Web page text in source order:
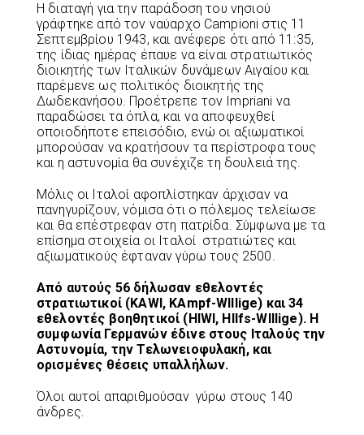
Η διαταγή για την παράδοση του νησιού
γράφτηκε από τον ναύαρχο Campioni στις 11
Σεπτεμβρίου 1943, και ανέφερε ότι από 11:35,
της ίδιας ημέρας έπαυε να είναι στρατιωτικός
διοικητής των Ιταλικών δυνάμεων Αιγαίου και
παρέμενε ως πολιτικός διοικητής της
Δωδεκανήσου. Προέτρεπε τον Impriani να
παραδώσει τα όπλα, και να αποφευχθεί
οποιοδήποτε επεισόδιο, ενώ οι αξιωματικοί
μπορούσαν να κρατήσουν τα περίστροφα τους
και η αστυνομία θα συνέχιζε τη δουλειά της.
Μόλις οι Ιταλοί αφοπλίστηκαν άρχισαν να
πανηγυρίζουν, νόμισα ότι ο πόλεμος τελείωσε
και θα επέστρεφαν στη πατρίδα. Σύμφωνα με τα
επίσημα στοιχεία οι Ιταλοί στρατιώτες και
αξιωματικούς έφταναν γύρω τους 2500.
Από αυτούς 56 δήλωσαν εθελοντές
στρατιωτικοί (KAWI, KAmpf-WIllige) και 34
εθελοντές βοηθητικοί (HIWI, HIlfs-WIllige). Η
συμφωνία Γερμανών έδινε στους Ιταλούς την
Αστυνομία, την Τελωνειοφυλακή, και
ορισμένες θέσεις υπαλλήλων.
Όλοι αυτοί απαριθμούσαν γύρω στους 140
άνδρες.